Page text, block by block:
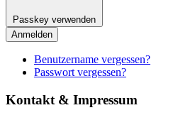
Passkey verwenden
Anmelden
Benutzername vergessen?
Passwort vergessen?
Kontakt & Impressum